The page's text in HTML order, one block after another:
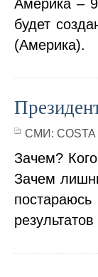
Америка –
будет
(Америка).
СМИ:
Зачем?
Зачем